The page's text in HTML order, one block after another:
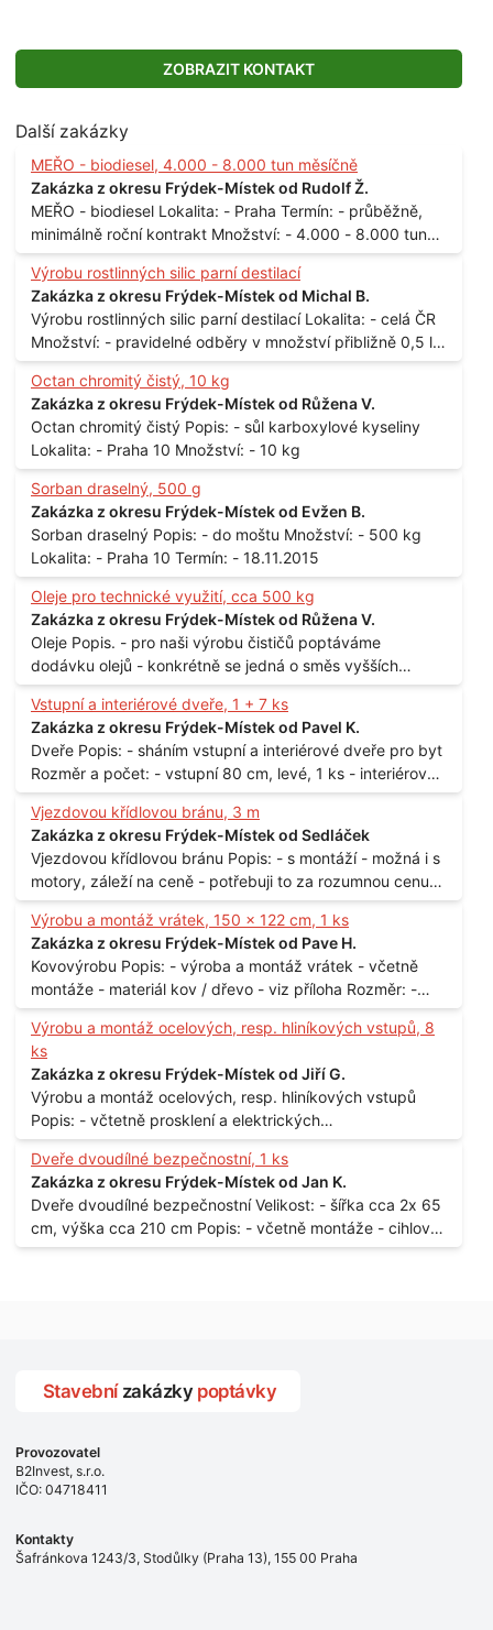
ZOBRAZIT KONTAKT
Další zakázky
MEŘO - biodiesel, 4.000 - 8.000 tun měsíčně
Zakázka z okresu Frýdek-Místek od Rudolf Ž.
MEŘO - biodiesel Lokalita: - Praha Termín: - průběžně,
minimálně roční kontrakt Množství: - 4.000 - 8.000 tun
měsíčně
Výrobu rostlinných silic parní destilací
Zakázka z okresu Frýdek-Místek od Michal B.
Výrobu rostlinných silic parní destilací Lokalita: - celá ČR
Množství: - pravidelné odběry v množství přibližně 0,5 l
až 1 l
Octan chromitý čistý, 10 kg
Zakázka z okresu Frýdek-Místek od Růžena V.
Octan chromitý čistý Popis: - sůl karboxylové kyseliny
Lokalita: - Praha 10 Množství: - 10 kg
Sorban draselný, 500 g
Zakázka z okresu Frýdek-Místek od Evžen B.
Sorban draselný Popis: - do moštu Množství: - 500 kg
Lokalita: - Praha 10 Termín: - 18.11.2015
Oleje pro technické využití, cca 500 kg
Zakázka z okresu Frýdek-Místek od Růžena V.
Oleje Popis. - pro naši výrobu čističů poptáváme
dodávku olejů - konkrétně se jedná o směs vyšších
mastných kyselin s převahou olejové kyseliny - účelem je
technické využití - hustota při 20°C - cca 870 kg / m3
Balení: - po 190 kg v sudu Množství: - cca 500 kg - roční
spotřeba Lokalita: - Praha
Vstupní a interiérové dveře, 1 + 7 ks
Zakázka z okresu Frýdek-Místek od Pavel K.
Dveře Popis: - sháním vstupní a interiérové dveře pro byt
Rozměr a počet: - vstupní 80 cm, levé, 1 ks - interiérové
80 cm, levé, 2 ks - 80 cm, pravé, 3 ks - 60 cm, levé, 2 ks
Lokalita: - Praha 10
Vjezdovou křídlovou bránu, 3 m
Zakázka z okresu Frýdek-Místek od Sedláček
Vjezdovou křídlovou bránu Popis: - s montáží - možná i s
motory, záleží na ceně - potřebuji to za rozumnou cenu
Materiál: - ocel Množství: - 1 ks Velikost: - 3 m Lokalita: -
Praha
Výrobu a montáž vrátek, 150 x 122 cm, 1 ks
Zakázka z okresu Frýdek-Místek od Pave H.
Kovovýrobu Popis: - výroba a montáž vrátek - včetně
montáže - materiál kov / dřevo - viz příloha Rozměr: -
150 x 122 cm Lokalita: - Senohraby Nabídky na e-mail.
Výrobu a montáž ocelových, resp. hliníkových vstupů, 8
ks
Zakázka z okresu Frýdek-Místek od Jiří G.
Výrobu a montáž ocelových, resp. hliníkových vstupů
Popis: - včtetně prosklení a elektrických
samozamýkacích zámků pro panelový dům - jedná se o
vchodové dveře umístěné v zarámovaném a proskleném
portálu - předmětem dodávky bude i demontáž
stávajících a už nevyhovujících prosklených,
umělohmotných vstupů Množství: - 8 ks Lokalita: - 7, 9,
Dveře dvoudílné bezpečnostní, 1 ks
Zakázka z okresu Frýdek-Místek od Jan K.
Dveře dvoudílné bezpečnostní Velikost: - šířka cca 2x 65
cm, výška cca 210 cm Popis: - včetně montáže - cihlový
dům, 2. patro - vchod z chodby - rozměry bez zárubní
Stavební zakázky poptávky
Provozovatel
B2Invest, s.r.o.
IČO: 04718411
Kontakty
Šafránkova 1243/3, Stodůlky (Praha 13), 155 00 Praha